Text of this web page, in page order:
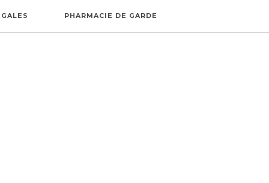
PHARMACIE DE GARDE